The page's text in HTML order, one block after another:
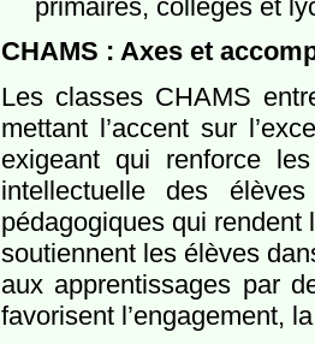
primaires, collèges et
CHAMS : Axes et
Les classes CHAMS
mettant l’accent sur
exigeant qui renforce
intellectuelle des
pédagogiques qui
soutiennent les élèves
aux apprentissages par
favorisent l’engagement,